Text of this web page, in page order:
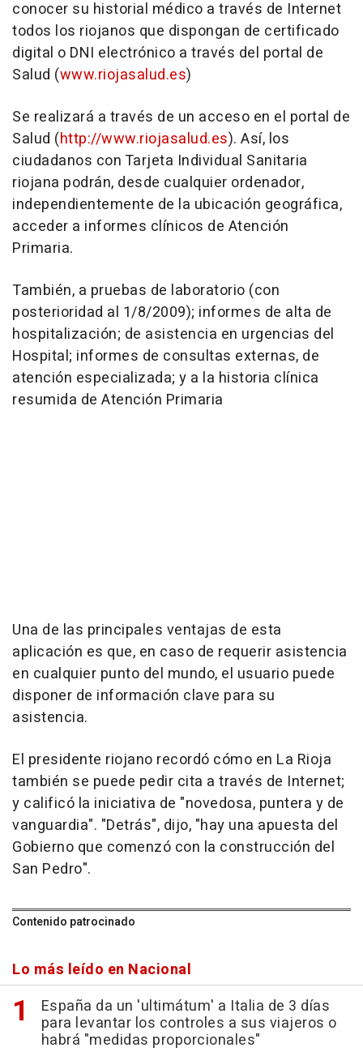
conocer su historial médico a través de Internet
todos los riojanos que dispongan de certificado
digital o DNI electrónico a través del portal de
Salud (www.riojasalud.es)
Se realizará a través de un acceso en el portal de
Salud (http://www.riojasalud.es). Así, los
ciudadanos con Tarjeta Individual Sanitaria
riojana podrán, desde cualquier ordenador,
independientemente de la ubicación geográfica,
acceder a informes clínicos de Atención
Primaria.
También, a pruebas de laboratorio (con
posterioridad al 1/8/2009); informes de alta de
hospitalización; de asistencia en urgencias del
Hospital; informes de consultas externas, de
atención especializada; y a la historia clínica
resumida de Atención Primaria
Una de las principales ventajas de esta
aplicación es que, en caso de requerir asistencia
en cualquier punto del mundo, el usuario puede
disponer de información clave para su
asistencia.
El presidente riojano recordó cómo en La Rioja
también se puede pedir cita a través de Internet;
y calificó la iniciativa de "novedosa, puntera y de
vanguardia". "Detrás", dijo, "hay una apuesta del
Gobierno que comenzó con la construcción del
San Pedro".
Contenido patrocinado
Lo más leído en Nacional
España da un 'ultimátum' a Italia de 3 días
para levantar los controles a sus viajeros o
habrá "medidas proporcionales"